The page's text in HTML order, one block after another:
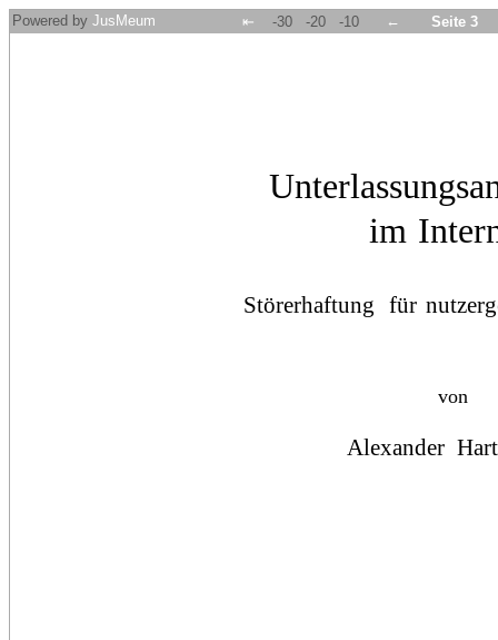
Powered by JusMeum ⇤ -30 -20 -10 ← Seite 3
im
Störerhaftung für
von
Alexander